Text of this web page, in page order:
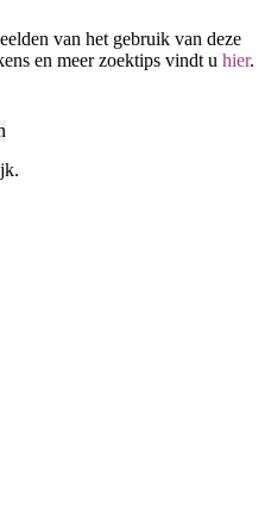
van het gebruik van deze
en meer zoektips vindt u hier.